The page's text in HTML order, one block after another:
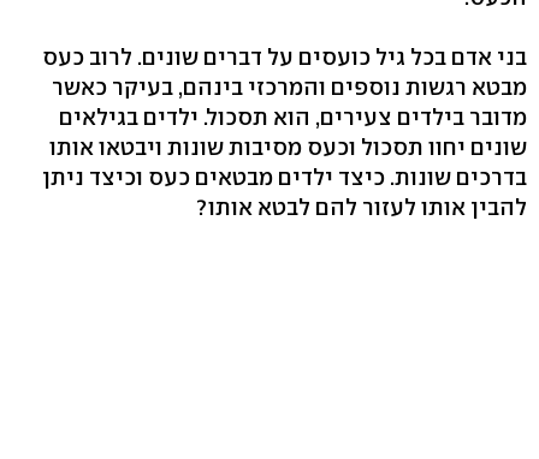
בני אדם בכל גיל כועסים על דברים שונים. לרוב כעס
מבטא רגשות נוספים והמרכזי בינהם, בעיקר כאשר
מדובר בילדים צעירים, הוא תסכול. ילדים בגילאים
שונים יחוו תסכול וכעס מסיבות שונות ויבטאו אותו
בדרכים שונות. כיצד ילדים מבטאים כעס וכיצד ניתן
להבין אותו לעזור להם לבטא אותו?